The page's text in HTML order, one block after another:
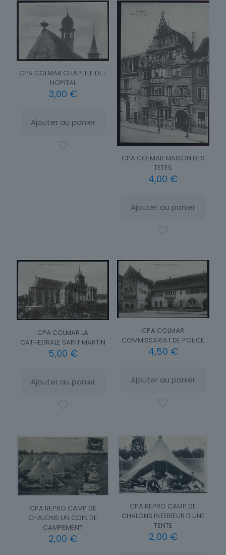
CPA COLMAR CHAPELLE DE L
HOPITAL
3,00 €
Ajouter au panier
CPA COLMAR MAISON DES
TETES
4,00 €
Ajouter au panier
CPA COLMAR LA
CATHEDRALE SAINT MARTIN
5,00 €
Ajouter au panier
CPA COLMAR
COMMISSARIAT DE POLICE
4,50 €
Ajouter au panier
CPA REPRO CAMP DE
CHALONS UN COIN DE
CAMPEMENT
2,00 €
CPA REPRO CAMP DE
CHALONS INTERIEUR D UNE
TENTE
2,00 €